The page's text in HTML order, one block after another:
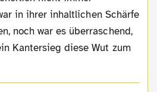
in ihrer inhaltlichen Schärfe
noch war es überraschend,
Kantersieg diese Wut zum